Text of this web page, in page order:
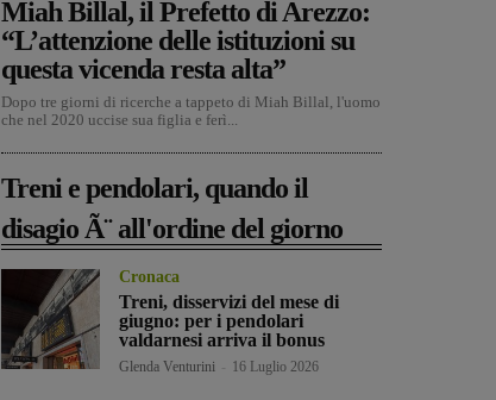
Miah Billal, il Prefetto di Arezzo:
“L’attenzione delle istituzioni su
questa vicenda resta alta”
Dopo tre giorni di ricerche a tappeto di Miah Billal, l'uomo
che nel 2020 uccise sua figlia e ferì...
Treni e pendolari, quando il
disagio Ã¨ all'ordine del giorno
Cronaca
Treni, disservizi del mese di
giugno: per i pendolari
valdarnesi arriva il bonus
Glenda Venturini 16 Luglio 2026